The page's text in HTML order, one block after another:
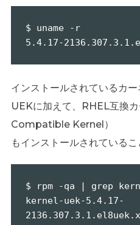
$ uname -r
5.4.17-
インストールされているカー
UEKに加えて、RHEL互換
Compatible Kernel）
もインストールされているこ
$ rpm -qa | grep
kernel-uek-5.4.17-